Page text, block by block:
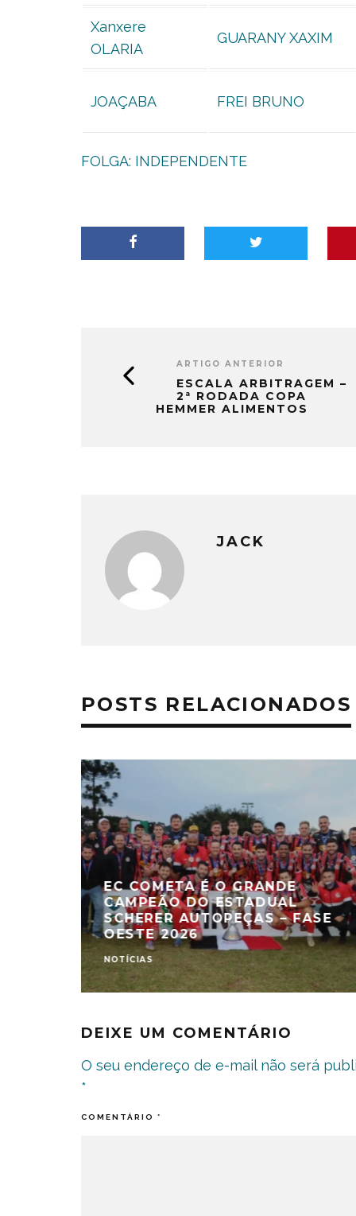
Xanxere
OLARIA
GUARANY XAXIM
JOAÇABA FREI BRUNO
FOLGA: INDEPENDENTE
ARTIGO ANTERIOR
ESCALA ARBITRAGEM –
2ª RODADA COPA
HEMMER ALIMENTOS
JACK
POSTS RELACIONADOS
EC COMETA É O GRANDE
CAMPEÃO DO ESTADUAL
SCHERER AUTOPEÇAS – FASE
OESTE 2026
NOTÍCIAS
DEIXE UM COMENTÁRIO
O seu endereço de e-mail não será
*
COMENTÁRIO *